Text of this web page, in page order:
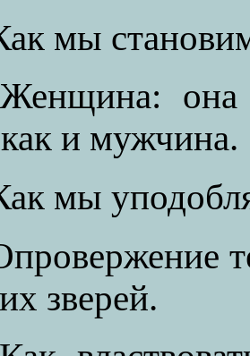
мы
она
и мужчина.
мы
зверей.